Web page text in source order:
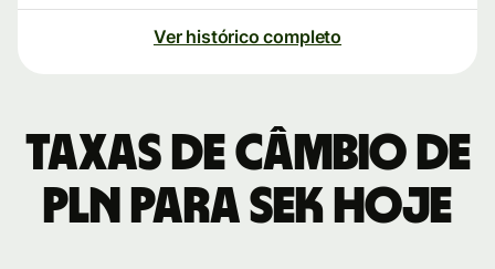
Ver histórico completo
Taxas de câmbio de
PLN para SEK hoje